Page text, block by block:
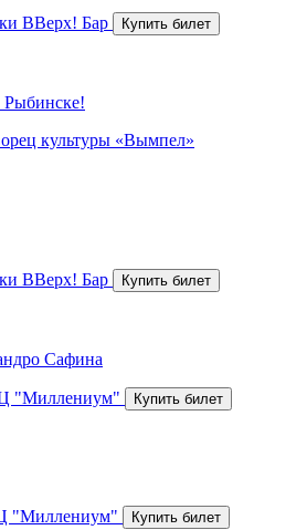
ВВерх! Бар
Рыбинске!
культуры «Вымпел»
ВВерх! Бар
Сафина
"Миллениум"
"Миллениум"